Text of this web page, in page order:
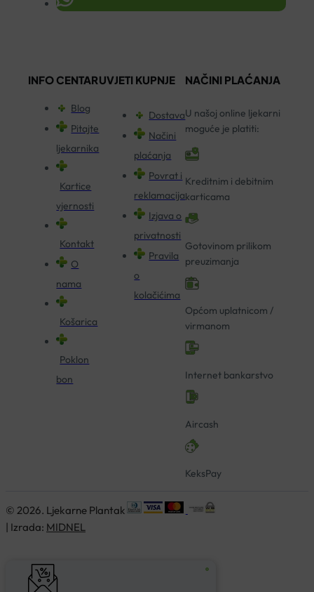
INFO CENTAR
Blog
Pitajte
ljekarnika
Kartice
vjernosti
Kontakt
O
nama
Košarica
Poklon
bon
UVJETI KUPNJE
Dostava
Načini
plaćanja
Povrat i
reklamacija
Izjava o
privatnosti
Pravila
o
kolačićima
NAČINI PLAĆANJA
U našoj online ljekarni
moguće je platiti:
Kreditnim i debitnim
karticama
Gotovinom prilikom
preuzimanja
Općom uplatnicom /
virmanom
Internet bankarstvo
Aircash
KeksPay
© 2026. Ljekarne Plantak
| Izrada: MIDNEL